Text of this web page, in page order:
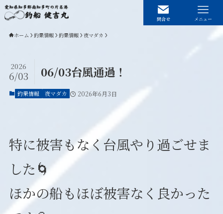
ホーム
料金アクセス お問い合わせ
プライバシーポリシー
問合せ メニュー
ホーム 釣果情報 釣果情報 夜マダカ
06/03台風通過！
2026
6/03
釣果情報 夜マダカ 2026年6月3日
特に被害もなく台風やり過ごせま
した🌀
ほかの船もほぼ被害なく良かった